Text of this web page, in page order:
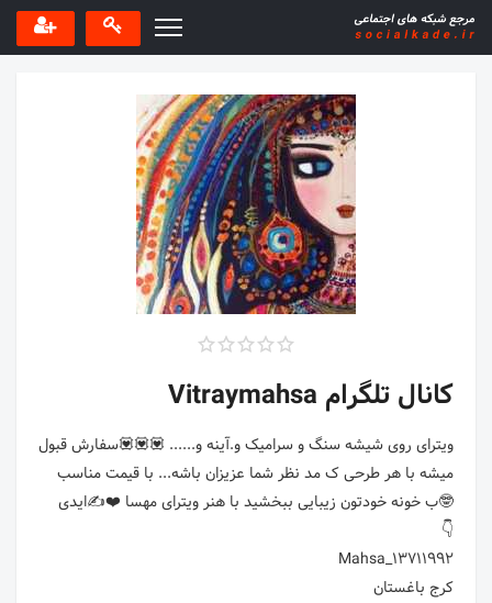
کانال تلگرام Vitraymahsa
ویترای روی شیشه سنگ و سرامیک و.آینه و...... 💟💟💟سفارش قبول
میشه با هر طرحی ک مد نظر شما عزیزان باشه... با قیمت مناسب